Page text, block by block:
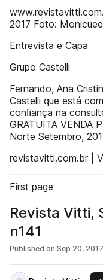
2017 Foto:
Entrevista e Capa
Grupo Castelli
Fernando, Ana
Castelli que está
conﬁança na
GRATUITA VENDA
Norte Setembro,
revistavitti.com.br |
First page
Revista Vitti,
n141
Published on Sep 20, 2017